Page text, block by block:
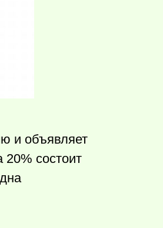
и объявляет
состоит